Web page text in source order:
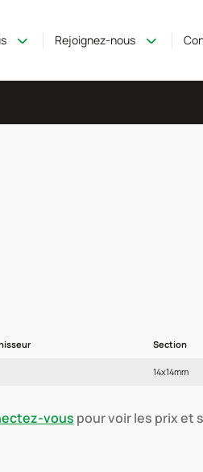
Rejoignez-nous
Section
14x14mm
vous pour voir les prix et